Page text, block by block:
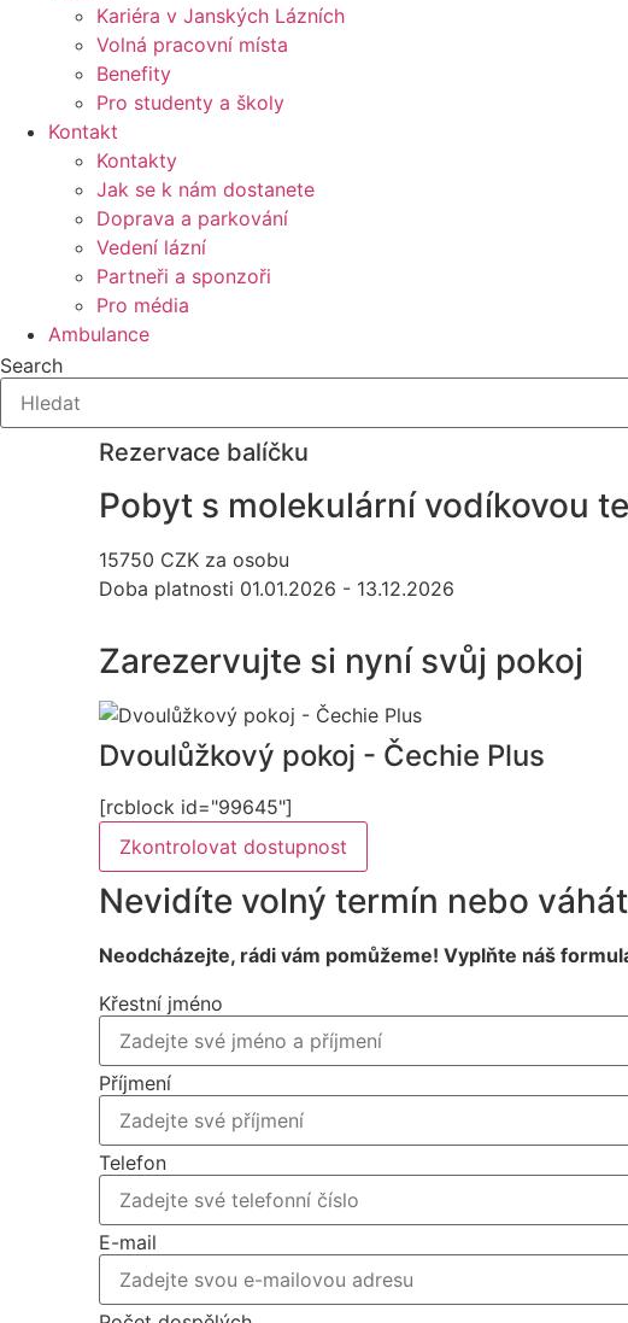
Kariéra v Janských Lázních
Volná pracovní místa
Benefity
Pro studenty a školy
Kontakt
Kontakty
Jak se k nám dostanete
Doprava a parkování
Vedení lázní
Partneři a sponzoři
Pro média
Ambulance
Search
Rezervace balíčku
Pobyt s molekulární vodíkovou
15750 CZK za osobu
Doba platnosti 01.01.2026 - 13.12.2026
Zarezervujte si nyní svůj pokoj
Dvoulůžkový pokoj - Čechie Plus
[rcblock id="99645"]
Zkontrolovat dostupnost
Nevidíte volný termín nebo
Neodcházejte, rádi vám pomůžeme! Vyplňte náš
Křestní jméno
Příjmení
Telefon
E-mail